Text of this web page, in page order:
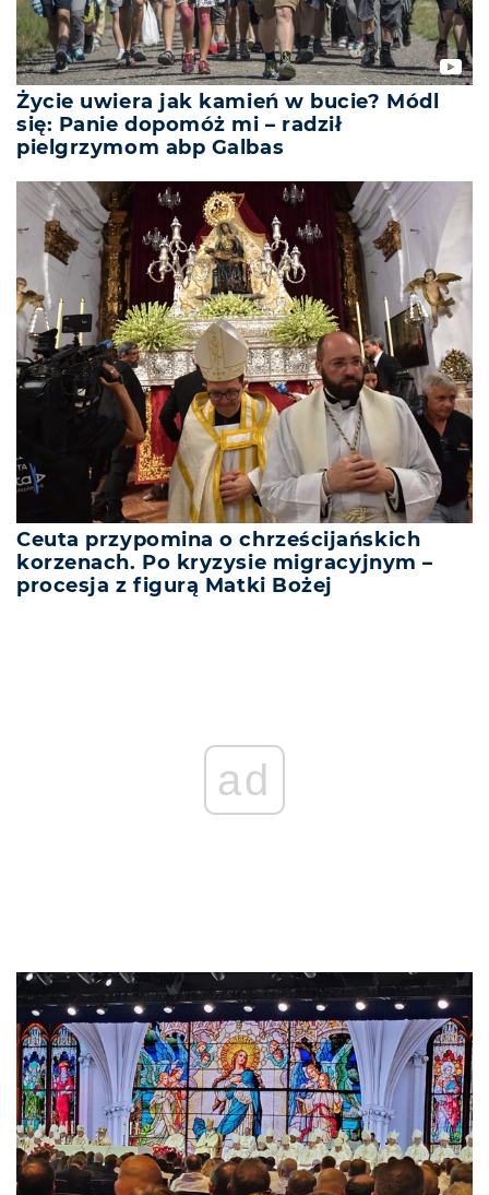
Życie uwiera jak kamień w bucie? Módl
się: Panie dopomóż mi – radził
pielgrzymom abp Galbas
Ceuta przypomina o chrześcijańskich
korzenach. Po kryzysie migracyjnym –
procesja z figurą Matki Bożej